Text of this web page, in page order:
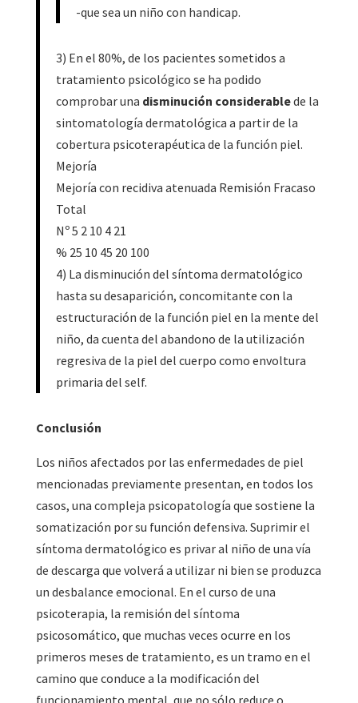
-que sea un niño con handicap.
3) En el 80%, de los pacientes sometidos a
tratamiento psicológico se ha podido
comprobar una disminución considerablede la
sintomatología dermatológica a partir de la
cobertura psicoterapéutica de la función piel.
Mejoría
Mejoría con recidiva atenuada Remisión Fracaso
Total
Nº 5 2 10 4 21
% 25 10 45 20 100
4) La disminución del síntoma dermatológico
hasta su desaparición, concomitante con la
estructuración de la función piel en la mente del
niño, da cuenta del abandono de la utilización
regresiva de la piel del cuerpo como envoltura
primaria del self.
Conclusión
Los niños afectados por las enfermedades de piel
mencionadas previamente presentan, en todos los
casos, una compleja psicopatología que sostiene la
somatización por su función defensiva. Suprimir el
síntoma dermatológico es privar al niño de una vía
de descarga que volverá a utilizar ni bien se produzca
un desbalance emocional. En el curso de una
psicoterapia, la remisión del síntoma
psicosomático, que muchas veces ocurre en los
primeros meses de tratamiento, es un tramo en el
camino que conduce a la modificación del